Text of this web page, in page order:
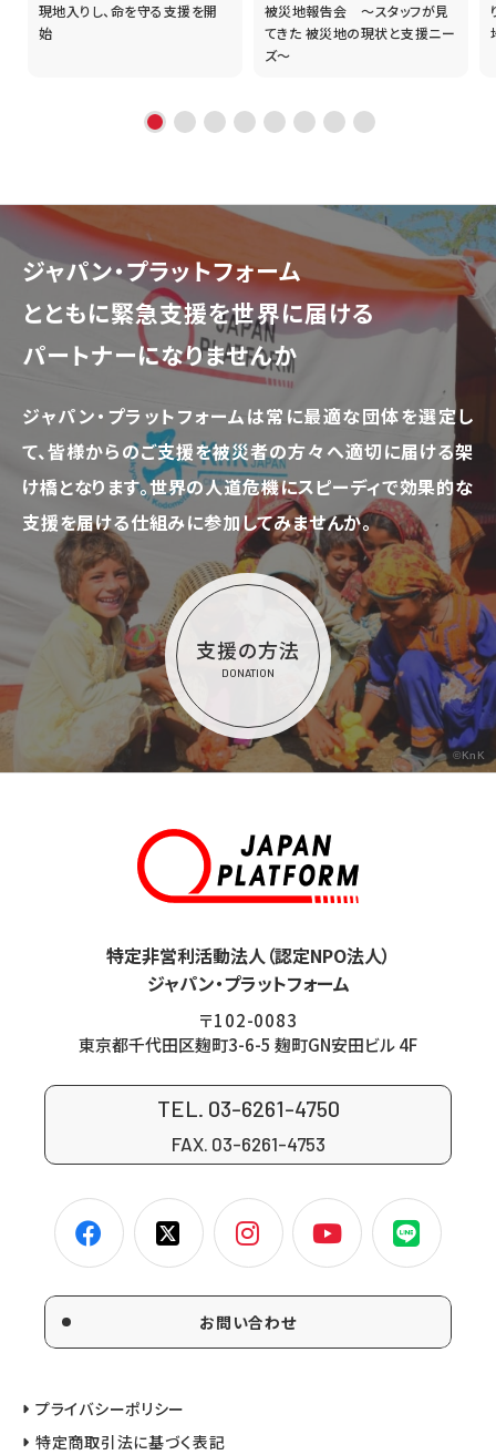
現地入りし、命を守る支援を開
始
被災地報告会 ～スタッフが見
てきた 被災地の現状と支援ニー
ズ～
ジャパン・プラットフォーム
とともに緊急支援を世界に届ける
パートナーになりませんか
ジャパン・プラットフォームは常に最適な団体を選定し
て、皆様からのご支援を被災者の方々へ適切に届ける架
け橋となります。世界の人道危機にスピーディで効果的な
支援を届ける仕組みに参加してみませんか。
支援の方法
DONATION
©KnK
特定非営利活動法人（認定NPO法人）
ジャパン・プラットフォーム
〒102-0083
東京都千代田区麹町3-6-5 麹町GN安田ビル 4F
TEL. 03-6261-4750
FAX. 03-6261-4753
お問い合わせ
プライバシーポリシー
特定商取引法に基づく表記